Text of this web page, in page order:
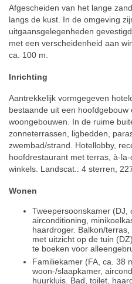
Afgescheiden van het lange
langs de kust. In de omgeving
uitgaansgelegenheden
met een verscheidenheid aan
ca. 100 m.
Inrichting
Aantrekkelijk vormgegeven
bestaande uit een hoofdgebouw
woongebouwen. In de ruime
zonneterrassen, ligbedden,
zwembad/strand. Hotellobby,
hoofdrestaurant met terras, à-
winkels. Landscat.: 4 sterren,
Wonen
Tweepersoonskamer (DJ,
airconditioning,
haardroger. Balkon/
met uitzicht op de tuin
te boeken voor
Familiekamer (FA, ca. 38
woon-/slaapkamer,
huurkluis. Bad, toilet,